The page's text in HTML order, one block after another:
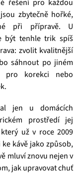
řešení pro každou
zbytečně hořké,
při přípravě. U
být tenhle trik spíš
zvolit kvalitnější
sáhnout po jiném
pro korekci nebo
jen u domácích
prostředí jej
už v roce 2009
kávě jako způsob,
mluví znovu nejen v
jak upravovat chuť